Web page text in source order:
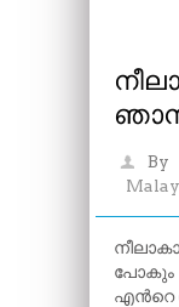
By
പോകും
എന്‍റെ